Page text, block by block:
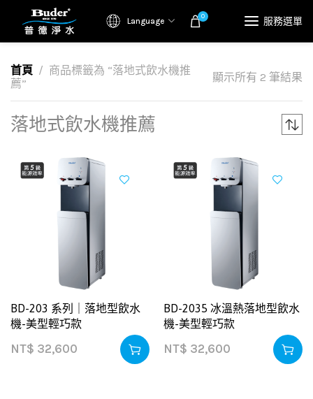
Language 0 服務選單
首頁
商品標籤為 “落地式飲水機推
薦”
顯示所有 2 筆結果
落地式飲水機推薦
BD-203 系列｜落地型飲水
機-美型輕巧款
NT$ 32,600
BD-2035 冰溫熱落地型飲水
機-美型輕巧款
NT$ 32,600